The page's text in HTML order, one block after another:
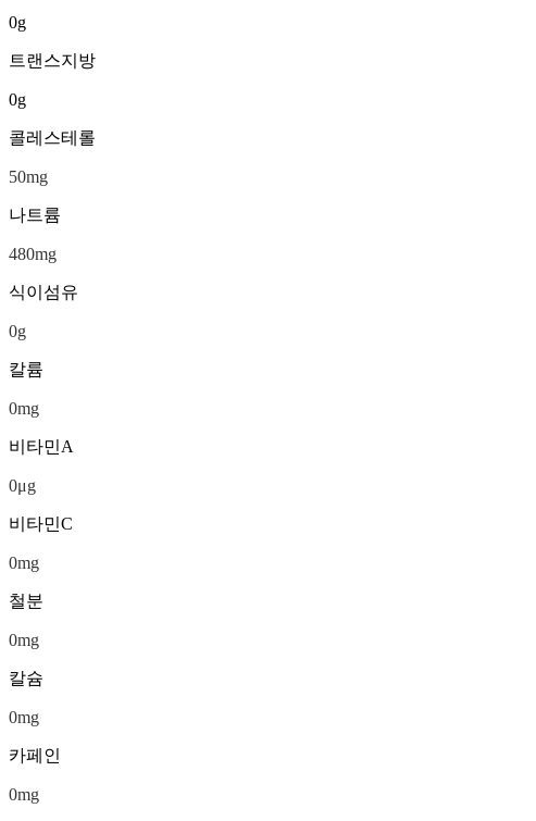
0g
트랜스지방
0g
콜레스테롤
50mg
나트륨
480mg
식이섬유
0g
칼륨
0mg
비타민A
0μg
비타민C
0mg
철분
0mg
칼슘
0mg
카페인
0mg